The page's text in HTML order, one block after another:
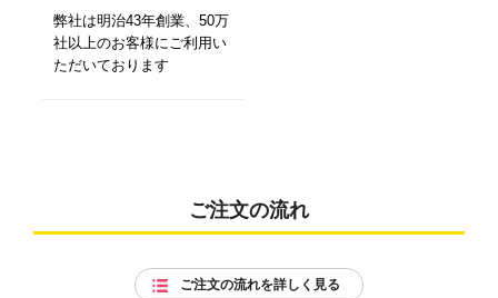
弊社は明治43年創業、50万
社以上のお客様にご利用い
ただいております
ご注文の流れ
ご注文の流れを詳しく見る